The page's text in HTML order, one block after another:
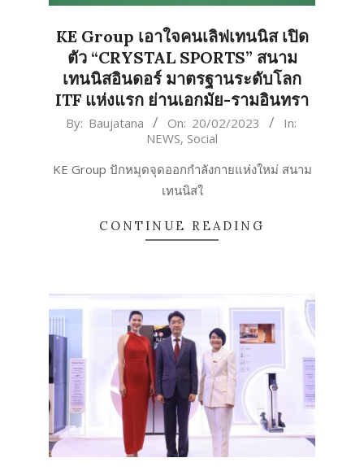
KE Group เอาใจคนเลิฟเทนนิส เปิด
ตัว “CRYSTAL SPORTS” สนาม
เทนนิสอินดอร์ มาตรฐานระดับโลก
ITF แห่งแรก ย่านเอกมัย-รามอินทรา
2023-
20
By: Baujatana On: 20/02/2023
In:
NEWS, Social
KE Group ปักหมุดจุดออกกำลังกายแห่งใหม่ สนาม
เทนนิสใ
CONTINUE READING